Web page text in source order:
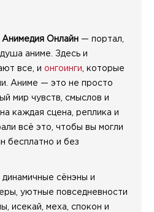
Анимедия Онлайн — портал,
аниме. Здесь и
все, и онгоинги
, которые
Аниме — это не просто
мир чувств, смыслов и
каждая сцена, реплика и
всё это, чтобы вы могли
бесплатно и без
динамичные сёнэны и
уютные повседневности
исекай, меха, спокон и